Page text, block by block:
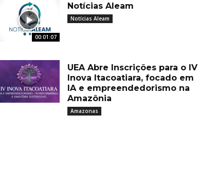
00:01:07
Notícias Aleam
Notícias Aleam
UEA Abre Inscrições para o IV
Inova Itacoatiara, focado em
IA e empreendedorismo na
Amazônia
Amazonas